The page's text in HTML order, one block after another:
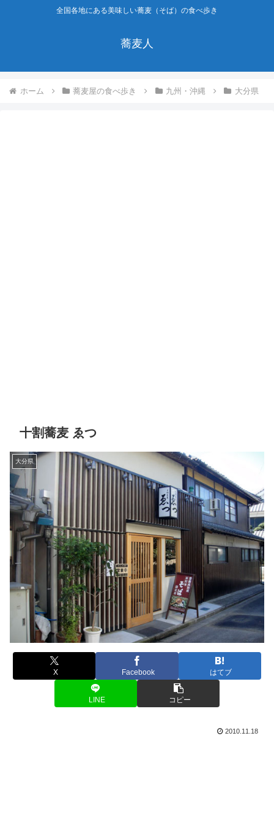
全国各地にある美味しい蕎麦（そば）の食べ歩き
蕎麦人
ホーム 蕎麦屋の食べ歩き 九州・沖縄 大分県
十割蕎麦 ゑつ
大分県
X Facebook はてブ
LINE コピー
2010.11.18